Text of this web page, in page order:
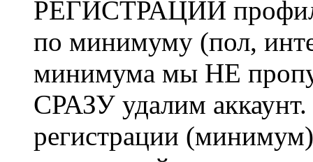
РЕГИСТРАЦИИ профиль
по минимуму (пол,
минимума мы НЕ
СРАЗУ удалим
регистрации